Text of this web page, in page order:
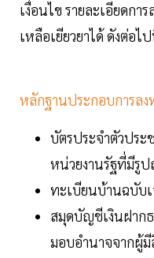
เงื่อนไข รายละเอียดกา
เหลือเยียวยาได้ ดังต่อไ
หลักฐานประกอบการลง
บัตรประจำตัวปร
หน่วยงานรัฐที่มีรูป
ทะเบียนบ้านฉบับ
สมุดบัญชีเงินฝาก
มอบอำนาจจากผู้